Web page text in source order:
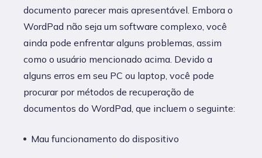
documento parecer mais apresentável. Embora o
WordPad não seja um software complexo, você
ainda pode enfrentar alguns problemas, assim
como o usuário mencionado acima. Devido a
alguns erros em seu PC ou laptop, você pode
procurar por métodos de recuperação de
documentos do WordPad, que incluem o seguinte:
Mau funcionamento do dispositivo